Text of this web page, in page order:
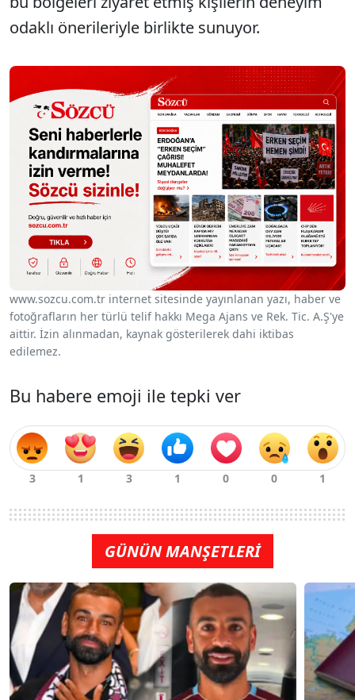
odaklı önerileriyle birlikte sunuyor.
www.sozcu.com.tr internet sitesinde yayınlanan yazı, haber ve
fotoğrafların her türlü telif hakkı Mega Ajans ve Rek. Tic. A.Ş'ye
aittir. İzin alınmadan, kaynak gösterilerek dahi iktibas
edilemez.
Bu habere emoji ile tepki ver
GÜNÜN MANŞETLERİ